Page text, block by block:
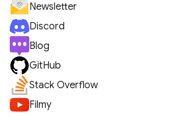
Newsletter
Discord
Blog
GitHub
Stack Overflow
Filmy